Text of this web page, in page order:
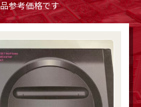
品参考価格です